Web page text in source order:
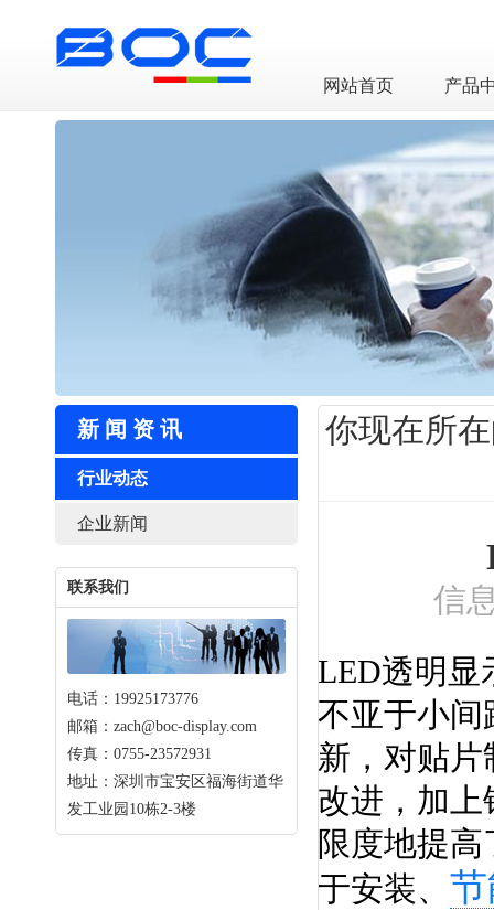
LED透明屏厂家
网站首页 产品
新闻资讯
行业动态
企业新闻
联系我们
电话：19925173776
邮箱：zach@boc-display.com
传真：0755-23572931
地址：深圳市宝安区福海街道华
发工业园10栋2-3楼
你现在所
信
LED透明显
不亚于小
新，对贴
改进，加
限度地提
于安装、